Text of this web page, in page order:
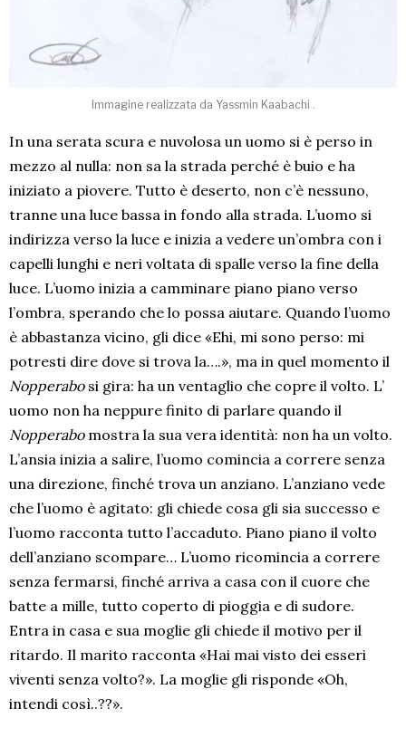
Immagine realizzata da Yassmin Kaabachi .
In una serata scura e nuvolosa un uomo si è perso in
mezzo al nulla: non sa la strada perché è buio e ha
iniziato a piovere. Tutto è deserto, non c’è nessuno,
tranne una luce bassa in fondo alla strada. L’uomo si
indirizza verso la luce e inizia a vedere un’ombra con i
capelli lunghi e neri voltata di spalle verso la fine della
luce. L’uomo inizia a camminare piano piano verso
l’ombra, sperando che lo possa aiutare. Quando l’uomo
è abbastanza vicino, gli dice «Ehi, mi sono perso: mi
potresti dire dove si trova la….», ma in quel momento il
Nopperabosi gira: ha un ventaglio che copre il volto. L’
uomo non ha neppure finito di parlare quando il
Nopperabomostra la sua vera identità: non ha un volto.
L’ansia inizia a salire, l’uomo comincia a correre senza
una direzione, finché trova un anziano. L’anziano vede
che l’uomo è agitato: gli chiede cosa gli sia successo e
l’uomo racconta tutto l’accaduto. Piano piano il volto
dell’anziano scompare… L’uomo ricomincia a correre
senza fermarsi, finché arriva a casa con il cuore che
batte a mille, tutto coperto di pioggia e di sudore.
Entra in casa e sua moglie gli chiede il motivo per il
ritardo. Il marito racconta «Hai mai visto dei esseri
viventi senza volto?». La moglie gli risponde «Oh,
intendi così..??».